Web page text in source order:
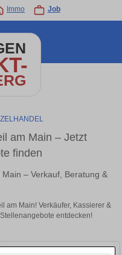
Immo Job
am Main – Jetzt
finden
– Verkauf, Beratung &
am Main! Verkäufer, Kassierer &
entdecken!